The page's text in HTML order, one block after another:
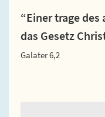
“Einer trage
das Gesetz
Galater 6,2